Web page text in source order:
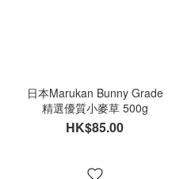
日本Marukan Bunny Grade
精選優質小麥草 500g
HK$85.00